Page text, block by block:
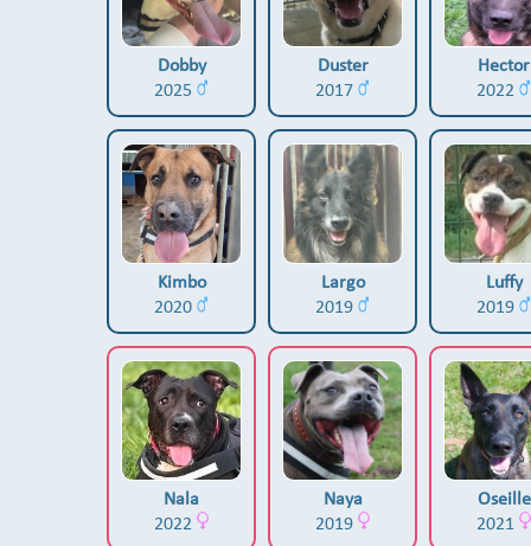
Dobby
2025
Duster
2017
Hector
2022
Kimbo
2020
Largo
2019
Luffy
2019
Nala
2022
Naya
2019
Oseille
2021